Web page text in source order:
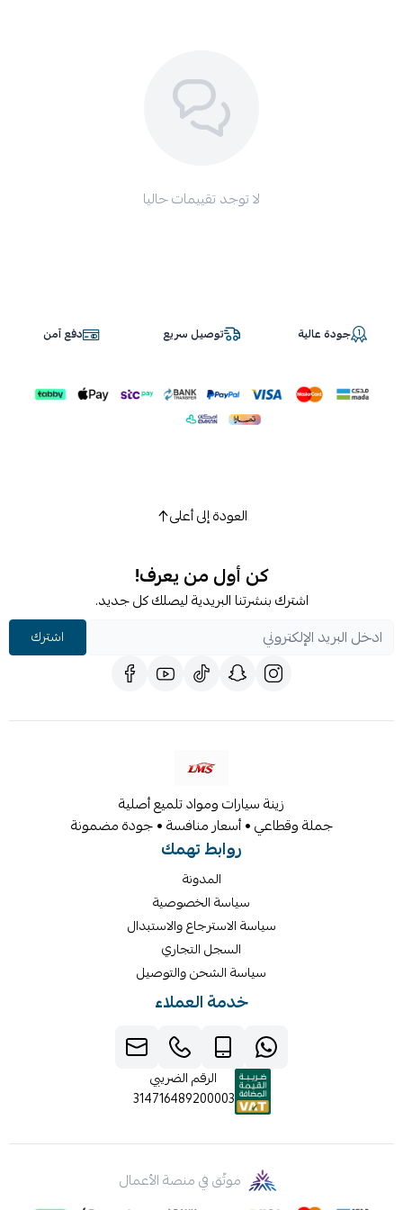
لا توجد تقييمات حاليا
جودة عالية توصيل سريع دفع آمن
العودة إلى أعلى
كن أول من يعرف!
اشترك بنشرتنا البريدية ليصلك كل جديد.
اشترك
زينة سيارات ومواد تلميع أصلية
جملة وقطاعي • أسعار منافسة • جودة مضمونة
روابط تهمك
المدونة
سياسة الخصوصية
سياسة الاسترجاع والاستبدال
السجل التجاري
سياسة الشحن والتوصيل
خدمة العملاء
الرقم الضريبي
314716489200003
موثّق في منصة الأعمال